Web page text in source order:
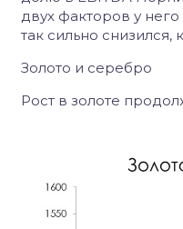
двух факторов у
так сильно снизился,
Золото и серебро
Рост в золоте